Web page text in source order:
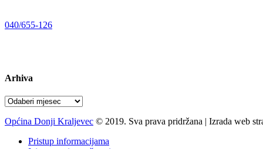
040/655-126
Arhiva
Arhiva
Općina Donji Kraljevec © 2019. Sva prava pridržana | Izrada web
Pristup informacijama